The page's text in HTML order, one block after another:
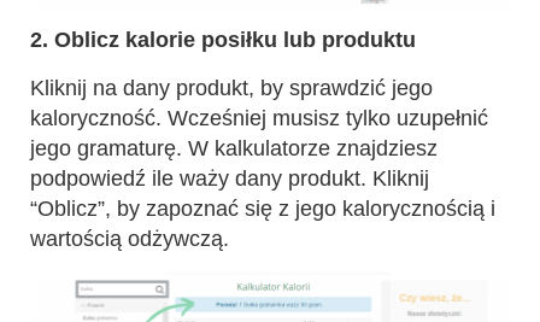
2. Oblicz kalorie posiłku lub produktu
Kliknij na dany produkt, by sprawdzić jego
kaloryczność. Wcześniej musisz tylko uzupełnić
jego gramaturę. W kalkulatorze znajdziesz
podpowiedź ile waży dany produkt. Kliknij
“Oblicz”, by zapoznać się z jego kalorycznością i
wartością odżywczą.